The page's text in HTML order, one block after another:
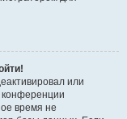
или
конференции
время не